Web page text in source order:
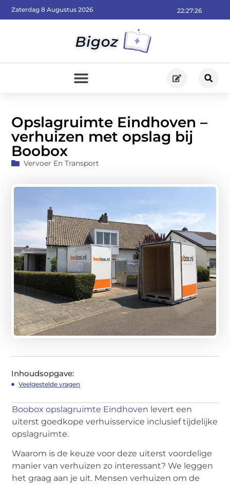
22:27:28
Zaterdag 8 Augustus 2026
Opslagruimte Eindhoven –
verhuizen met opslag bij
Boobox
Vervoer En Transport
Inhoudsopgave:
Veelgestelde vragen
Boobox opslagruimte Eindhoven levert een
uiterst goedkope verhuisservice inclusief tijdelijke
opslagruimte.
Waarom is de keuze voor deze uiterst voordelige
manier van verhuizen zo interessant? We leggen
het graag aan je uit. Mensen verhuizen om de